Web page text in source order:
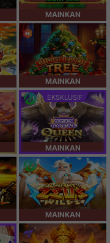
MAINKAN
MAINKAN
EKSKLUSIF
MAINKAN
MAINKAN